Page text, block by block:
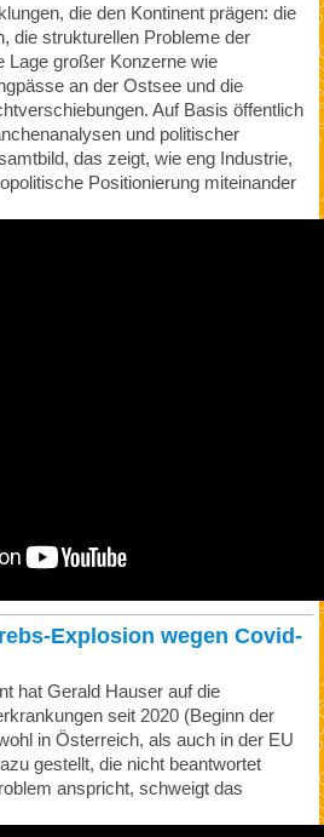
die den Kontinent prägen: die
die strukturellen Probleme der
Lage großer Konzerne wie
an der Ostsee und die
Auf Basis öffentlich
und politischer
das zeigt, wie eng Industrie,
Positionierung miteinander
Explosion wegen Covid-
hat Gerald Hauser auf die
seit 2020 (Beginn der
in Österreich, als auch in der EU
gestellt, die nicht beantwortet
anspricht, schweigt das